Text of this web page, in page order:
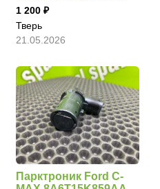
1 200
Тверь
21.05.2026
Парктроник Ford C-